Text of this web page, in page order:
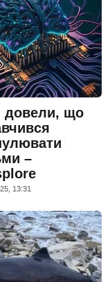
довели, що
–
13:31